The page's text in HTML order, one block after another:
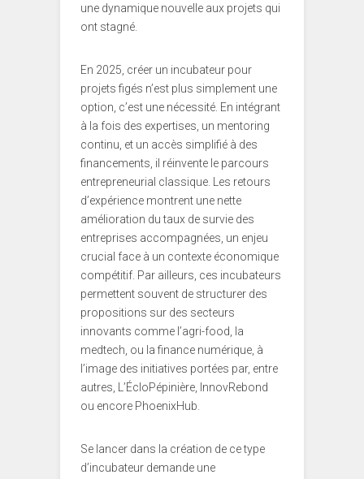
une dynamique nouvelle aux projets qui
ont stagné.
En 2025, créer un incubateur pour
projets figés n’est plus simplement une
option, c’est une nécessité. En intégrant
à la fois des expertises, un mentoring
continu, et un accès simplifié à des
financements, il réinvente le parcours
entrepreneurial classique. Les retours
d’expérience montrent une nette
amélioration du taux de survie des
entreprises accompagnées, un enjeu
crucial face à un contexte économique
compétitif. Par ailleurs, ces incubateurs
permettent souvent de structurer des
propositions sur des secteurs
innovants comme l’agri-food, la
medtech, ou la finance numérique, à
l’image des initiatives portées par, entre
autres, L’ÉcloPépinière, InnovRebond
ou encore PhoenixHub.
Se lancer dans la création de ce type
d’incubateur demande une